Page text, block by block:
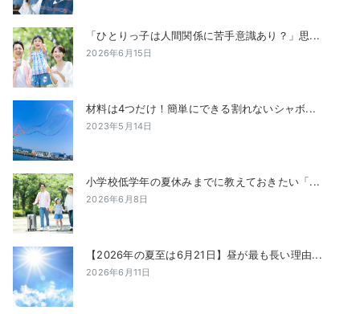
「ひとりっ子は人間関係に苦手意識あり？」思...
2026年6月15日
材料は4つだけ！簡単にできる割れないシャボ...
2023年5月14日
小学校低学年の夏休みまでに教えておきたい「...
2026年6月8日
【2026年の夏至は6月21日】昼が最も長い理由...
2026年6月11日